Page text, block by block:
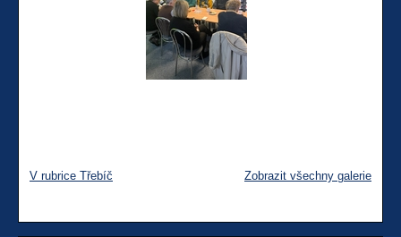
V rubrice Třebíč Zobrazit všechny galerie